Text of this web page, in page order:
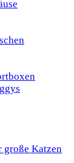
große Katzen